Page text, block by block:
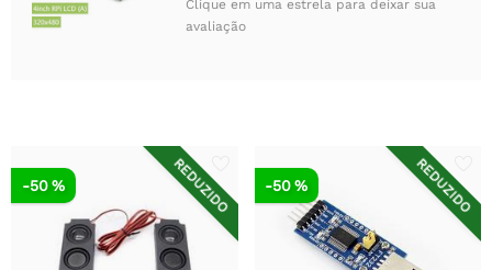
Clique em uma estrela para deixar sua
avaliação
REDUZIDO
-50 % REDUZIDO
-50 %